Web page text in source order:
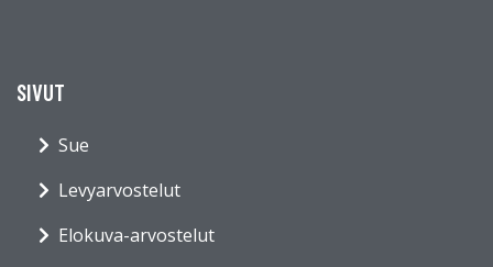
SIVUT
Sue
Levyarvostelut
Elokuva-arvostelut